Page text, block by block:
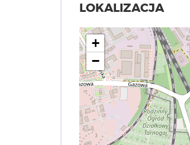
LOKALIZACJA
+
−